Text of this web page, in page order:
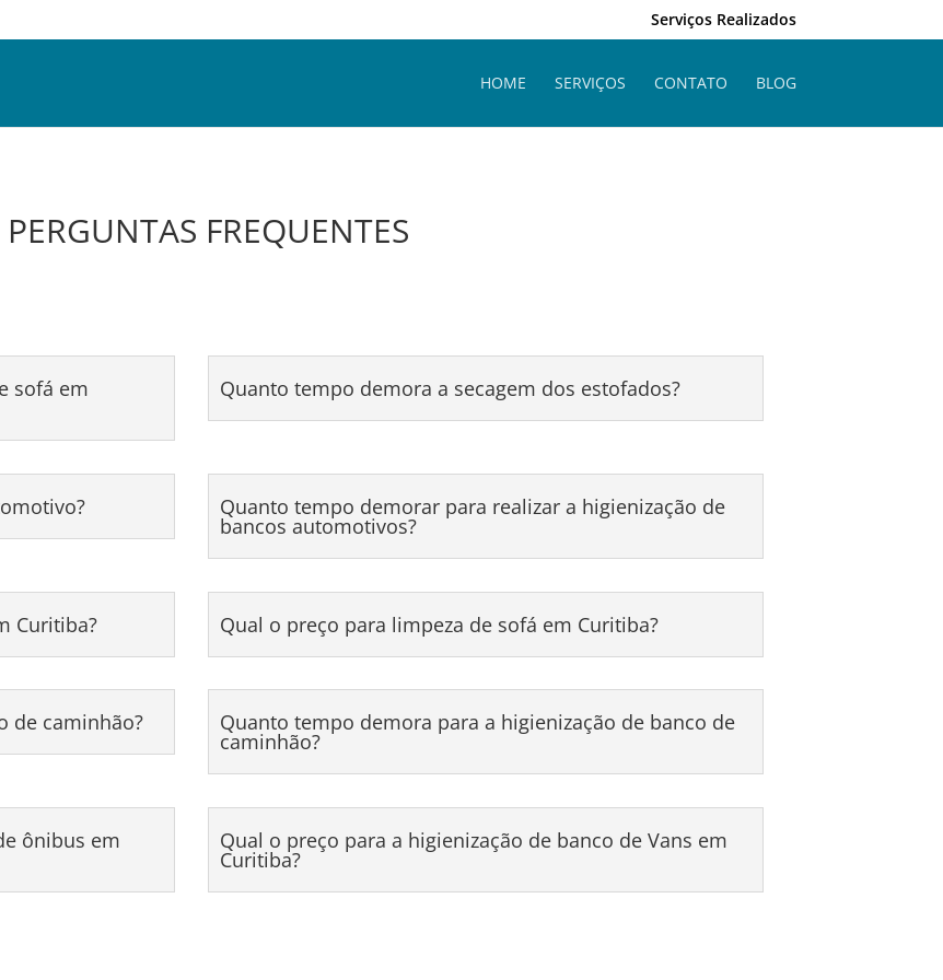
Serviços Realizados
HOME SERVIÇOS CONTATO BLOG
PERGUNTAS FREQUENTES
sofá em Quanto tempo demora a secagem dos estofados?
Quanto tempo demorar para realizar a higienização de
bancos automotivos?
Curitiba? Qual o preço para limpeza de sofá em Curitiba?
de caminhão? Quanto tempo demora para a higienização de banco de
caminhão?
ônibus em Qual o preço para a higienização de banco de Vans em
Curitiba?